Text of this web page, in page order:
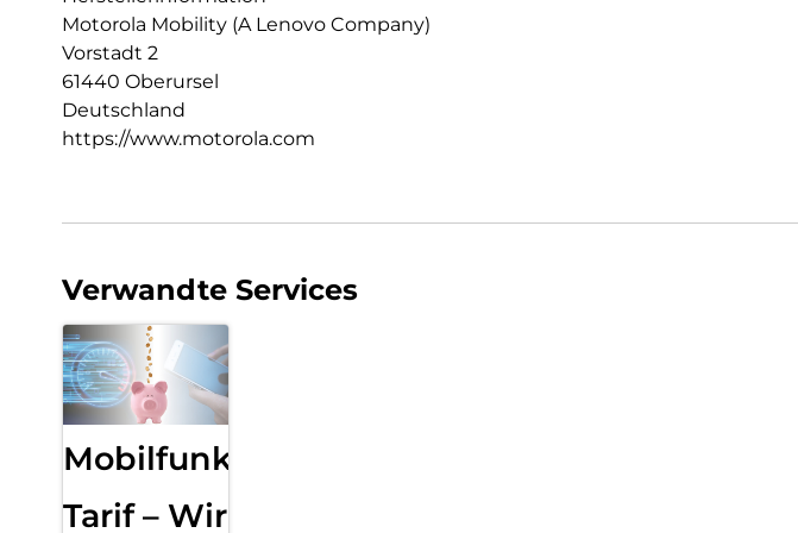
Motorola Mobility (A Lenovo Company)
Vorstadt 2
61440 Oberursel
Deutschland
https://www.motorola.com
Verwandte Services
Mobilfunk
Tarif – Wir